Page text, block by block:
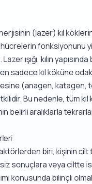
(lazer) kıl
fonksiyonunu
ışığı, kılın
sadece kıl köküne
(anagen, katagen,
Bu nedenle, tüm
belirli aralıklarla
biri, kişinin
sonuçlara veya ciltte
konusunda bilinçli